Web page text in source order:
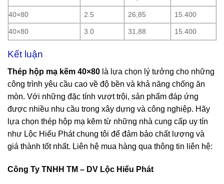
40×80 2.5 26,85 15.400
40×80 3.0 31,88 15.400
Kết luận
Thép hộp mạ kẽm 40×80 là lựa chọn lý tưởng cho những
công trình yêu cầu cao về độ bền và khả năng chống ăn
mòn. Với những đặc tính vượt trội, sản phẩm đáp ứng
được nhiều nhu cầu trong xây dựng và công nghiệp. Hãy
lựa chọn thép hộp mạ kẽm từ những nhà cung cấp uy tín
như Lộc Hiếu Phát chung tôi để đảm bảo chất lượng và
giá thành tốt nhất. Liên hệ mua hàng qua thông tin liên hệ:
Công Ty TNHH TM – DV Lộc Hiếu Phát